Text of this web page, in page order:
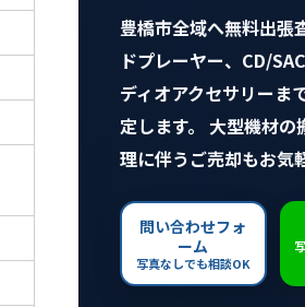
豊橋市全域へ無料出張
ドプレーヤー、CD/
ディオアクセサリーま
定します。 大型機材
理に伴うご売却もお気
問い合わせフォ
ーム
写真なしでも相談OK